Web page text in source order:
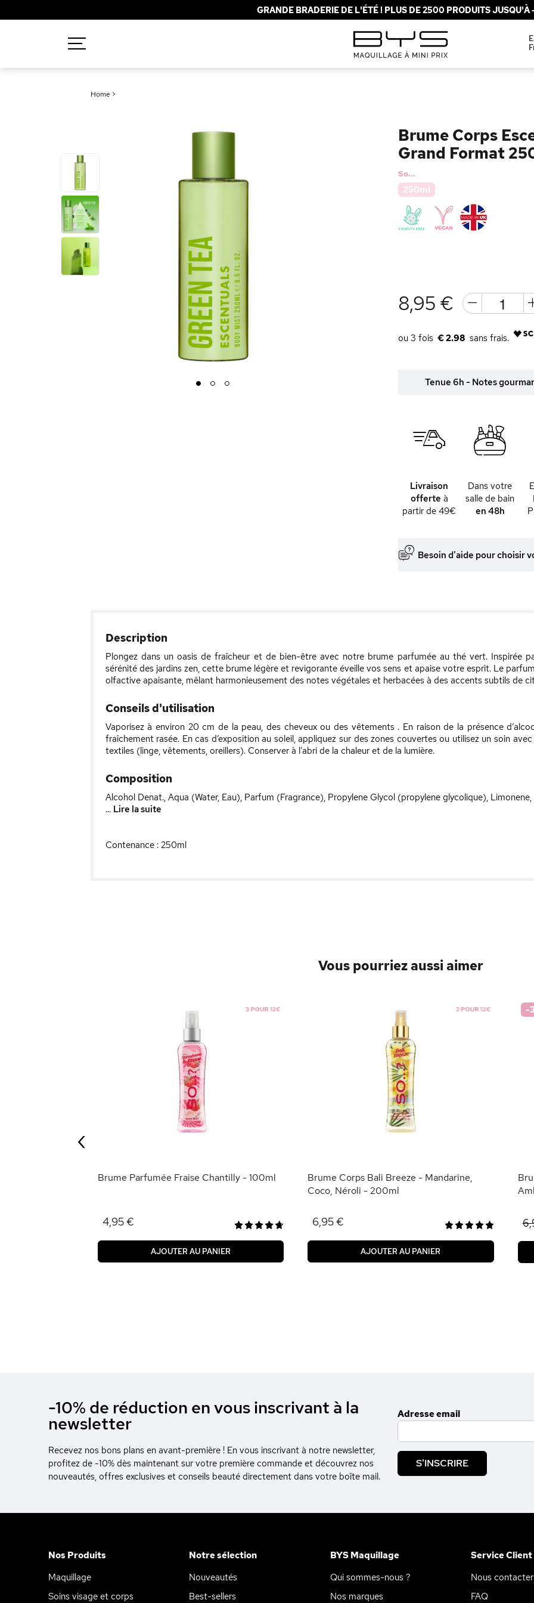
GRANDE BRADERIE DE L'ÉTÉ ! PLUS DE 2500 PRODUITS JUSQU'À
Home >
1 2 3
Brume Corps
Grand Format
So...
250ml
8,95 €
€ 2.98
Tenue 6h - Notes
Livraison
offerte à
partir de 49€
Dans votre
salle de bain
en 48h
Besoin d'aide pour choisir
Description
Plongez dans un oasis de fraîcheur et de bien-être avec notre brume parfumée au thé vert. Inspirée
sérénité des jardins zen, cette brume légère et revigorante éveille vos sens et apaise votre esprit. Le
olfactive apaisante, mêlant harmonieusement des notes végétales et herbacées à des accents subtils de
Conseils d'utilisation
Vaporisez à environ 20 cm de la peau, des cheveux ou des vêtements . En raison de la présence
fraîchement rasée. En cas d’exposition au soleil, appliquez sur des zones couvertes ou utilisez un soin
textiles (linge, vêtements, oreillers). Conserver à l’abri de la chaleur et de la lumière.
Composition
Alcohol Denat., Aqua (Water, Eau), Parfum (Fragrance), Propylene Glycol (propylene glycolique),
... Lire la suite
Contenance : 250ml
Vous pourriez aussi aimer
Brume Parfumée Fraise Chantilly - 100ml
4,95 €
AJOUTER AU PANIER
Brume Corps Bali Breeze - Mandarine,
Coco, Néroli - 200ml
6,95 €
AJOUTER AU PANIER
-
‹
Solaire
Brumes
Blush
Rouge à Lèvres
-10% de réduction en vous inscrivant à la
newsletter
Recevez nos bons plans en avant-première ! En vous inscrivant à notre newsletter,
profitez de -10% dès maintenant sur votre première commande et découvrez nos
nouveautés, offres exclusives et conseils beauté directement dans votre boîte mail.
Adresse email
S'INSCRIRE
Nos Produits
Maquillage
Soins visage et corps
Notre sélection
Nouveautés
Best-sellers
BYS Maquillage
Qui sommes-nous ?
Nos marques
Service Client
Nous contacter
FAQ